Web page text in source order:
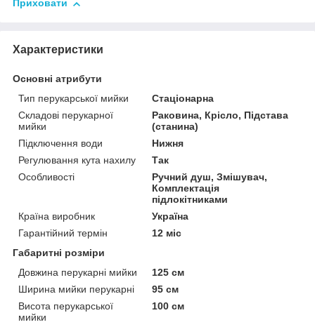
Приховати
Характеристики
Основні атрибути
Тип перукарської мийки
Стаціонарна
Складові перукарної
мийки
Раковина, Крісло, Підстава
(станина)
Підключення води
Нижня
Регулювання кута нахилу
Так
Особливості
Ручний душ, Змішувач,
Комплектація
підлокітниками
Країна виробник
Україна
Гарантійний термін
12 міс
Габаритні розміри
Довжина перукарні мийки
125 см
Ширина мийки перукарні
95 см
Висота перукарської
мийки
100 см